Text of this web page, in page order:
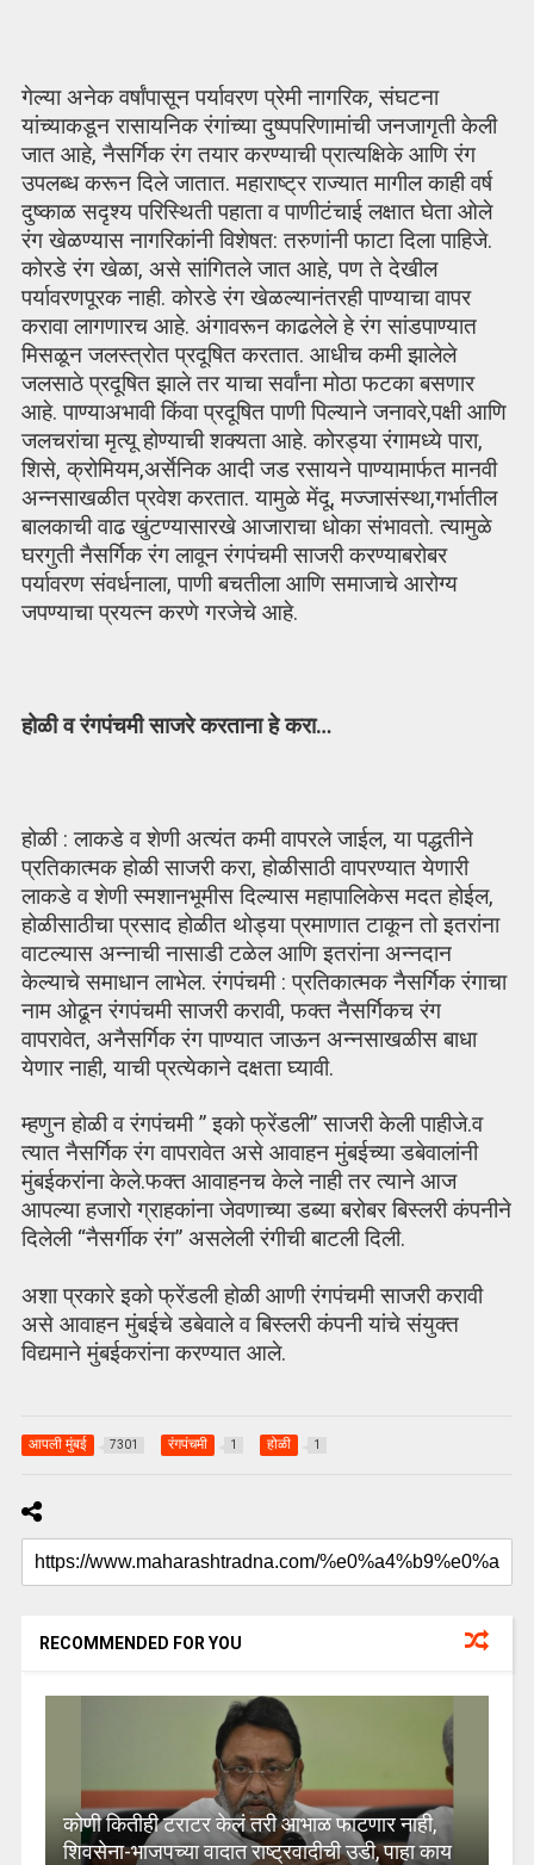
गेल्या अनेक वर्षांपासून पर्यावरण प्रेमी नागरिक, संघटना
यांच्याकडून रासायनिक रंगांच्या दुष्पपरिणामांची जनजागृती केली
जात आहे, नैसर्गिक रंग तयार करण्याची प्रात्यक्षिके आणि रंग
उपलब्ध करून दिले जातात. महाराष्ट्र राज्यात मागील काही वर्ष
दुष्काळ सदृश्य परिस्थिती पहाता व पाणीटंचाई लक्षात घेता ओले
रंग खेळण्यास नागरिकांनी विशेषत: तरुणांनी फाटा दिला पाहिजे.
कोरडे रंग खेळा, असे सांगितले जात आहे, पण ते देखील
पर्यावरणपूरक नाही. कोरडे रंग खेळल्यानंतरही पाण्याचा वापर
करावा लागणारच आहे. अंगावरून काढलेले हे रंग सांडपाण्यात
मिसळून जलस्त्रोत प्रदूषित करतात. आधीच कमी झालेले
जलसाठे प्रदूषित झाले तर याचा सर्वांना मोठा फटका बसणार
आहे. पाण्याअभावी किंवा प्रदूषित पाणी पिल्याने जनावरे,पक्षी आणि
जलचरांचा मृत्यू होण्याची शक्यता आहे. कोरड्या रंगामध्ये पारा,
शिसे, क्रोमियम,अर्सेनिक आदी जड रसायने पाण्यामार्फत मानवी
अन्नसाखळीत प्रवेश करतात. यामुळे मेंदू, मज्जासंस्था,गर्भातील
बालकाची वाढ खुंटण्यासारखे आजाराचा धोका संभावतो. त्यामुळे
घरगुती नैसर्गिक रंग लावून रंगपंचमी साजरी करण्याबरोबर
पर्यावरण संवर्धनाला, पाणी बचतीला आणि समाजाचे आरोग्य
जपण्याचा प्रयत्न करणे गरजेचे आहे.
होळी व रंगपंचमी साजरे करताना हे करा…
होळी : लाकडे व शेणी अत्यंत कमी वापरले जाईल, या पद्धतीने
प्रतिकात्मक होळी साजरी करा, होळीसाठी वापरण्यात येणारी
लाकडे व शेणी स्मशानभूमीस दिल्यास महापालिकेस मदत होईल,
होळीसाठीचा प्रसाद होळीत थोड्या प्रमाणात टाकून तो इतरांना
वाटल्यास अन्नाची नासाडी टळेल आणि इतरांना अन्नदान
केल्याचे समाधान लाभेल. रंगपंचमी : प्रतिकात्मक नैसर्गिक रंगाचा
नाम ओढून रंगपंचमी साजरी करावी, फक्त नैसर्गिकच रंग
वापरावेत, अनैसर्गिक रंग पाण्यात जाऊन अन्नसाखळीस बाधा
येणार नाही, याची प्रत्येकाने दक्षता घ्यावी.
म्हणुन होळी व रंगपंचमी ” इको फ्रेंडली” साजरी केली पाहीजे.व
त्यात नैसर्गिक रंग वापरावेत असे आवाहन मुंबईच्या डबेवालांनी
मुंबईकरांना केले.फक्त आवाहनच केले नाही तर त्याने आज
आपल्या हजारो ग्राहकांना जेवणाच्या डब्या बरोबर बिस्लरी कंपनीने
दिलेली “नैसर्गीक रंग” असलेली रंगीची बाटली दिली.
अशा प्रकारे इको फ्रेंडली होळी आणी रंगपंचमी साजरी करावी
असे आवाहन मुंबईचे डबेवाले व बिस्लरी कंपनी यांचे संयुक्त
विद्यमाने मुंबईकरांना करण्यात आले.
आपली मुंबई 7301 रंगपंचमी 1 होळी 1
RECOMMENDED FOR YOU
कोणी कितीही टराटर केलं तरी आभाळ फाटणार नाही,
शिवसेना-भाजपच्या वादात राष्ट्रवादीची उडी, पाहा काय